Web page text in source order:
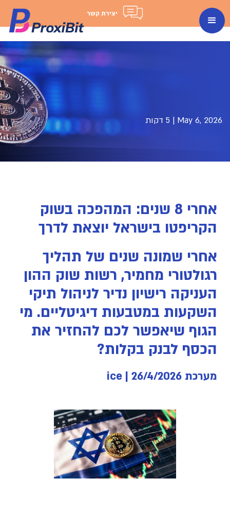
יצירת קשר
May 6, 2026
| 5 דקות
אחרי 8 שנים: המהפכה בשוק
הקריפטו בישראל יוצאת לדרך
אחרי שמונה שנים של תהליך
רגולטורי מחמיר, רשות שוק ההון
העניקה רישיון נדיר לניהול תיקי
השקעות במטבעות דיגיטליים. מי
הגוף שיאפשר לכם להחזיר את
הכסף לבנק בקלות?
מערכת ice | 26/4/2026